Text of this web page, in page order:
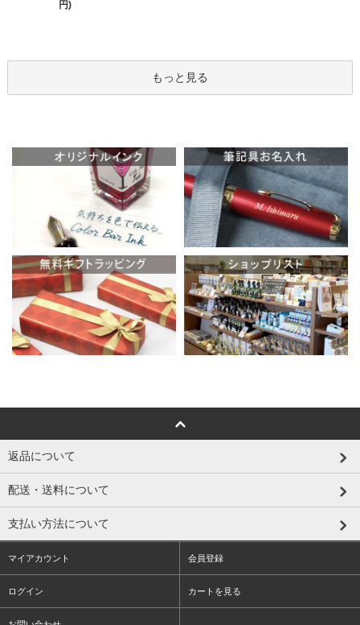
円)
もっと見る
返品について
配送・送料について
支払い方法について
マイアカウント 会員登録
ログイン カートを見る